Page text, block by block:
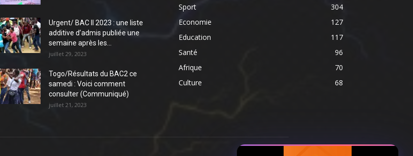
Urgent/ BAC II 2023 : une liste
additive d’admis publiée une
semaine après les...
juillet 29, 2023
Togo/Résultats du BAC2 ce
samedi : Voici comment
consulter (Communiqué)
juillet 21, 2023
Sport
304
Economie
127
Education
117
Santé
96
Afrique
70
Culture
68